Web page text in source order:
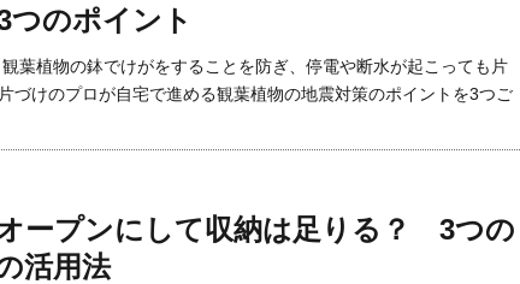
つのポイント
葉植物の鉢でけがをすることを防ぎ、停電や断水が起こっても片
づけのプロが自宅で進める観葉植物の地震対策のポイントを3つご
ープンにして収納は足りる？ 3つの
活用法